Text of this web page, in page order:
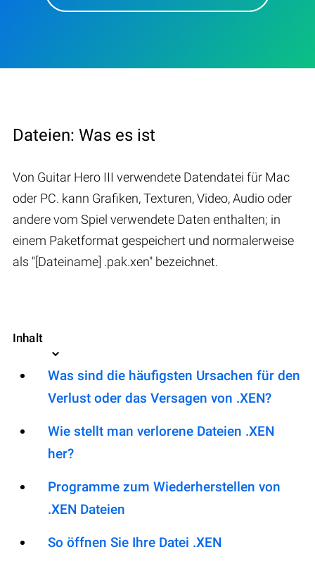
Dateien: Was es ist
Von Guitar Hero III verwendete Datendatei für Mac
oder PC. kann Grafiken, Texturen, Video, Audio oder
andere vom Spiel verwendete Daten enthalten; in
einem Paketformat gespeichert und normalerweise
als "[Dateiname] .pak.xen" bezeichnet.
Inhalt
Was sind die häufigsten Ursachen für den
Verlust oder das Versagen von .XEN?
Wie stellt man verlorene Dateien .XEN
her?
Programme zum Wiederherstellen von
.XEN Dateien
So öffnen Sie Ihre Datei .XEN